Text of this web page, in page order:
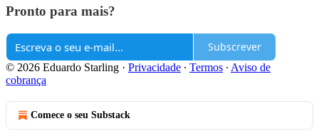
Pronto para mais?
Subscrever
© 2026 Eduardo Starling · Privacidade ∙ Termos ∙ Aviso de
cobrança
Comece o seu Substack